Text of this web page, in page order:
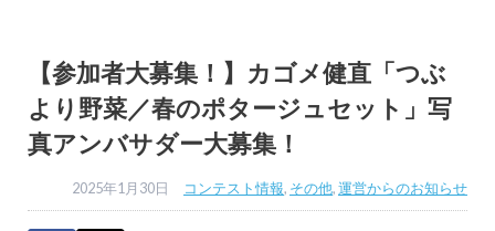
【参加者大募集！】カゴメ健直「つぶ
より野菜／春のポタージュセット」写
真アンバサダー大募集！
2025年1月30日 コンテスト情報, その他,運営からのお知らせ